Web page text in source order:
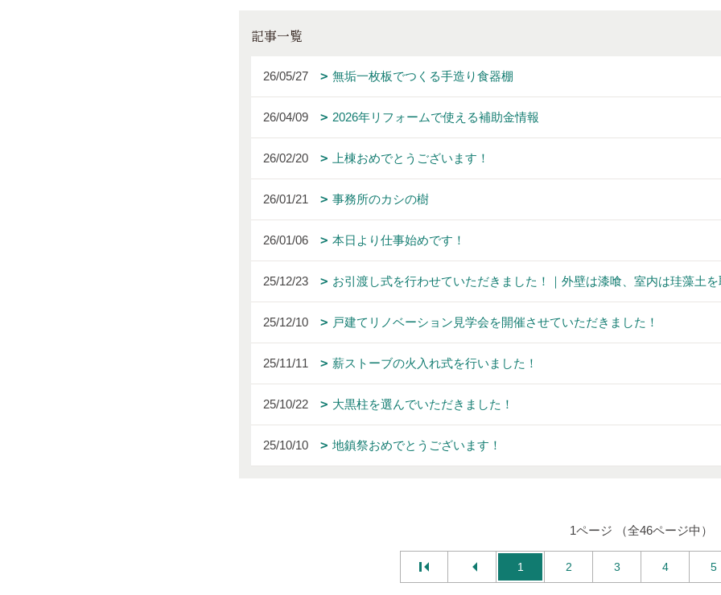
記事一覧
26/05/27 無垢一枚板でつくる手造り食器棚
26/04/09 2026年リフォームで使える補助金情報
26/02/20 上棟おめでとうございます！
26/01/21 事務所のカシの樹
26/01/06 本日より仕事始めです！
25/12/23 お引渡し式を行わせていただきました！｜外壁は漆喰、室内は珪藻土
25/12/10 戸建てリノベーション見学会を開催させていただきました！
25/11/11 薪ストーブの火入れ式を行いました！
25/10/22 大黒柱を選んでいただきました！
25/10/10 地鎮祭おめでとうございます！
1ページ （全46ページ中）
1 2 3 4 5